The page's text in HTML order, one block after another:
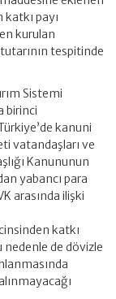
katkı payı
kurulan
tespitinde
Sistemi
birinci
kanuni
vatandaşları ve
Kanununun
yabancı para
arasında ilişki
katkı
de dövizle